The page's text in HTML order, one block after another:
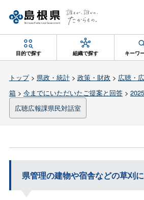
目的で探す 組織で探す キーワ
トップ> 県政・統計> 政策・財政 > 広聴・
箱> 今までにいただいたご提案と回答>
広聴広報課県民対話室
県管理の建物や宿舎などの草刈